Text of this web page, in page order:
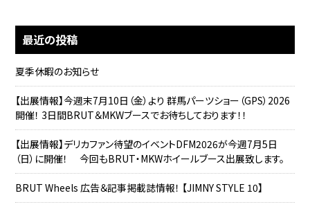
最近の投稿
夏季休暇のお知らせ
【出展情報】今週末7月10日（金）より 群馬パーツショー（GPS）2026
開催！ 3日間BRUT＆MKWブースでお待ちしております！！
【出展情報】デリカファン待望のイベントDFM2026が今週7月5日
（日）に開催！ 今回もBRUT・MKWホイールブース出展致します。
BRUT Wheels 広告＆記事掲載誌情報！ 【JIMNY STYLE 10】